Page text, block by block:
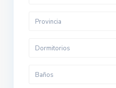
Provincia
Dormitorios
Baños